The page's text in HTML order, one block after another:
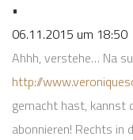
•
06.11.2015 um 18:50
Ahhh, verstehe… Na
http://
gemacht hast, kannst
abonnieren! Rechts in